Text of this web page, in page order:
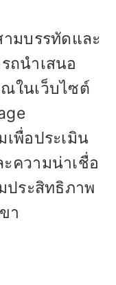
มบรรทัดและ
ถนำเสนอ
ในเว็บไซต์
เพื่อประเมิน
ความน่าเชื่อ
ประสิทธิภาพ
า